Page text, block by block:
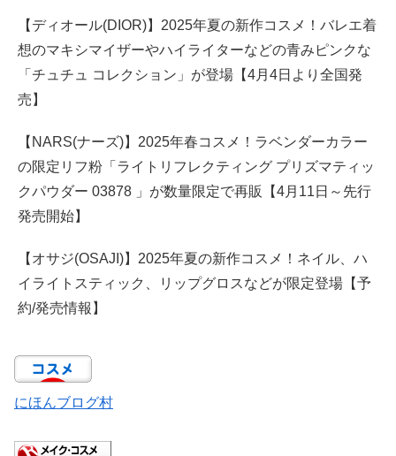
【ディオール(DIOR)】2025年夏の新作コスメ！バレエ着
想のマキシマイザーやハイライターなどの青みピンクな
「チュチュ コレクション」が登場【4月4日より全国発
売】
【NARS(ナーズ)】2025年春コスメ！ラベンダーカラー
の限定リフ粉「ライトリフレクティング プリズマティッ
クパウダー 03878 」が数量限定で再販【4月11日～先行
発売開始】
【オサジ(OSAJI)】2025年夏の新作コスメ！ネイル、ハ
イライトスティック、リップグロスなどが限定登場【予
約/発売情報】
にほんブログ村